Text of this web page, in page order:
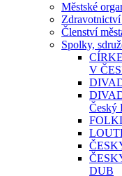
Městské
Zdravotnictví
Členství
Spolky,
V
Český
DUB